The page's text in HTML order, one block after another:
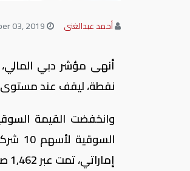
أحمد عبدالغنى
نقطة، ليقف عند مستوى 2,706.59 نقطة، متأثرا بهبوط قطاعات العقارات والبنوك
إماراتي، تمت عبر 1,462 صفقة.